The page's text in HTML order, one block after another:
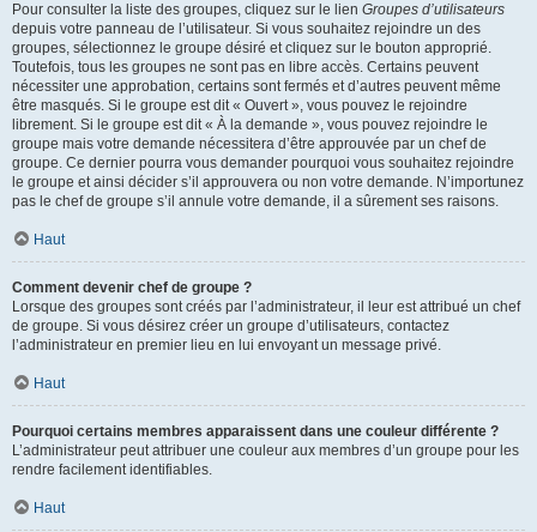
Pour consulter la liste des groupes, cliquez sur le lien Groupes d’utilisateurs
depuis votre panneau de l’utilisateur. Si vous souhaitez rejoindre un des
groupes, sélectionnez le groupe désiré et cliquez sur le bouton approprié.
Toutefois, tous les groupes ne sont pas en libre accès. Certains peuvent
nécessiter une approbation, certains sont fermés et d’autres peuvent même
être masqués. Si le groupe est dit « Ouvert », vous pouvez le rejoindre
librement. Si le groupe est dit « À la demande », vous pouvez rejoindre le
groupe mais votre demande nécessitera d’être approuvée par un chef de
groupe. Ce dernier pourra vous demander pourquoi vous souhaitez rejoindre
le groupe et ainsi décider s’il approuvera ou non votre demande. N’importunez
pas le chef de groupe s’il annule votre demande, il a sûrement ses raisons.
Haut
Comment devenir chef de groupe ?
Lorsque des groupes sont créés par l’administrateur, il leur est attribué un chef
de groupe. Si vous désirez créer un groupe d’utilisateurs, contactez
l’administrateur en premier lieu en lui envoyant un message privé.
Haut
Pourquoi certains membres apparaissent dans une couleur différente ?
L’administrateur peut attribuer une couleur aux membres d’un groupe pour les
rendre facilement identifiables.
Haut